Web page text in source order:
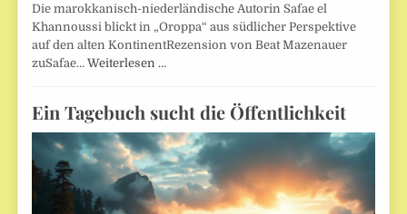
Die marokkanisch-niederländische Autorin Safae el
Khannoussi blickt in „Oroppa“ aus südlicher Perspektive
auf den alten KontinentRezension von Beat Mazenauer
zuSafae…Weiterlesen …
Ein Tagebuch sucht die Öffentlichkeit